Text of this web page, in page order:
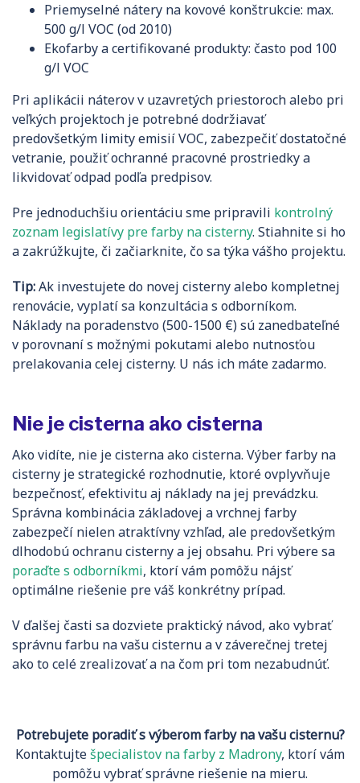
Priemyselné nátery na kovové konštrukcie: max.
500 g/l VOC (od 2010)
Ekofarby a certifikované produkty: často pod 100
g/l VOC
Pri aplikácii náterov v uzavretých priestoroch alebo pri
veľkých projektoch je potrebné dodržiavať
predovšetkým limity emisií VOC, zabezpečiť dostatočné
vetranie, použiť ochranné pracovné prostriedky a
likvidovať odpad podľa predpisov.
Pre jednoduchšiu orientáciu sme pripravili kontrolný
zoznam legislatívy pre farby na cisterny. Stiahnite si ho
a zakrúžkujte, či začiarknite, čo sa týka vášho projektu.
Tip:Ak investujete do novej cisterny alebo kompletnej
renovácie, vyplatí sa konzultácia s odborníkom.
Náklady na poradenstvo (500-1500 €) sú zanedbateľné
v porovnaní s možnými pokutami alebo nutnosťou
prelakovania celej cisterny. U nás ich máte zadarmo.
Nie je cisterna ako cisterna
Ako vidíte, nie je cisterna ako cisterna. Výber farby na
cisterny je strategické rozhodnutie, ktoré ovplyvňuje
bezpečnosť, efektivitu aj náklady na jej prevádzku.
Správna kombinácia základovej a vrchnej farby
zabezpečí nielen atraktívny vzhľad, ale predovšetkým
dlhodobú ochranu cisterny a jej obsahu. Pri výbere sa
poraďte s odborníkmi, ktorí vám pomôžu nájsť
optimálne riešenie pre váš konkrétny prípad.
V ďalšej časti sa dozviete praktický návod, ako vybrať
správnu farbu na vašu cisternu a v záverečnej tretej
ako to celé zrealizovať a na čom pri tom nezabudnúť.
Potrebujete poradiť s výberom farby na vašu cisternu?
Kontaktujtešpecialistov na farby z Madrony, ktorí vám
pomôžu vybrať správne riešenie na mieru.